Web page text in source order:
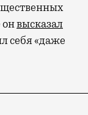
онвысказал
себя «даже